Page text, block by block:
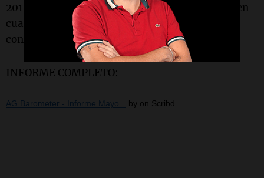
2018. Esto se explica por un mayor optimismo en
cuanto a la economía agropecuaria y por un
contexto externo favorable.
INFORME COMPLETO:
AG Barometer - Informe Mayo... by on Scribd